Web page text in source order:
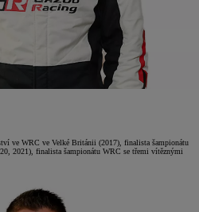
ve WRC ve Velké Británii (2017), finalista šampionátu
2021), finalista šampionátu WRC se třemi vítěznými